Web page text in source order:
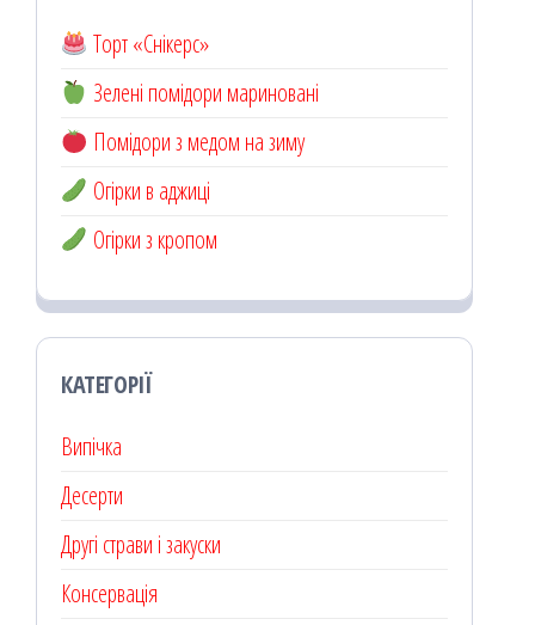
Торт «Снікерс»
Зелені помідори мариновані
Помідори з медом на зиму
Огірки в аджиці
Огірки з кропом
КАТЕГОРІЇ
Випічка
Десерти
Другі страви і закуски
Консервація